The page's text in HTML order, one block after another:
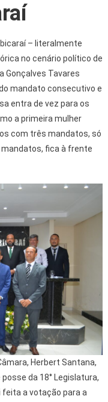
– literalmente
no cenário político de
Gonçalves Tavares
mandato consecutivo e
entra de vez para os
a primeira mulher
com três mandatos, só
mandatos, fica à frente
Herbert Santana,
da 18° Legislatura,
feita a votação para a